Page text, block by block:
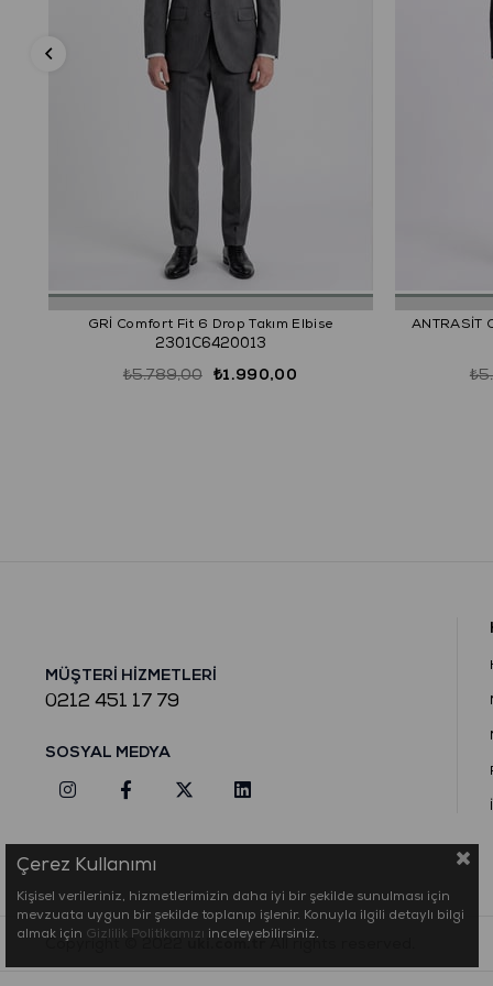
GRİ Comfort Fit 6 Drop Takım Elbise
2301C6420013
₺1.990,00
₺5.789,00
ANTRASİT
MÜŞTERİ HİZMETLERİ
0212 451 17 79
SOSYAL MEDYA
Copyright © 2022uki.com.trAll rights reserved.
Çerez Kullanımı
Kişisel verileriniz, hizmetlerimizin daha iyi bir şekilde sunulması için
mevzuata uygun bir şekilde toplanıp işlenir. Konuyla ilgili detaylı bilgi
almak için Gizlilik Politikamızı inceleyebilirsiniz.